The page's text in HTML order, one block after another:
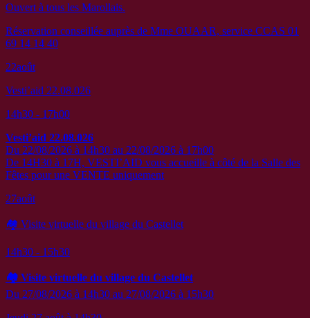
Ouvert à tous les Marollais.
Réservation conseillée auprès de Mme OUAAR, service CCAS 01
69 14 14 40
22août
Vesti’aid 22.08.026
14h30 - 17h00
Vesti’aid 22.08.026
Du 22/08/2026 à 14h30 au 22/08/2026 à 17h00
De 14H30 à 17H, VESTI’AID vous accueille à côté de la Salle des
Fêtes pour une VENTE uniquement
27août
🏘️ Visite virtuelle du village du Castellet
14h30 - 15h30
🏘️ Visite virtuelle du village du Castellet
Du 27/08/2026 à 14h30 au 27/08/2026 à 15h30